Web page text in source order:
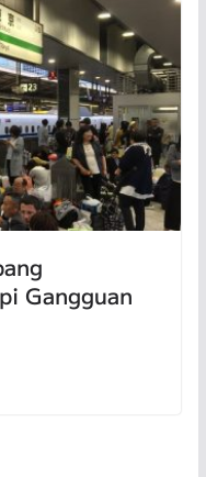
Gangguan